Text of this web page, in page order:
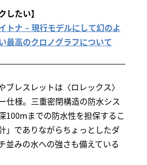
したい】
トナ – 現行モデルにして幻のよ
最高のクロノグラフについて
ブレスレットは〈ロレックス〉
仕様。三重密閉構造の防水シス
100mまでの防水性を担保するこ
」でありながらちょっとしたダ
並みの水への強さも備えている